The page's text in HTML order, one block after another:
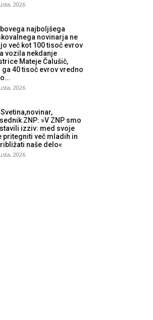
2026
najboljšega
novinarja ne
več kot 100 tisoč evrov
vozila nekdanje
Mateje Čalušič,
ga 40 tisoč evrov vredno
2026
Svetina,novinar,
ZNP: »V ZNP smo
izziv: med svoje
pritegniti več mladih in
naše delo«
2026